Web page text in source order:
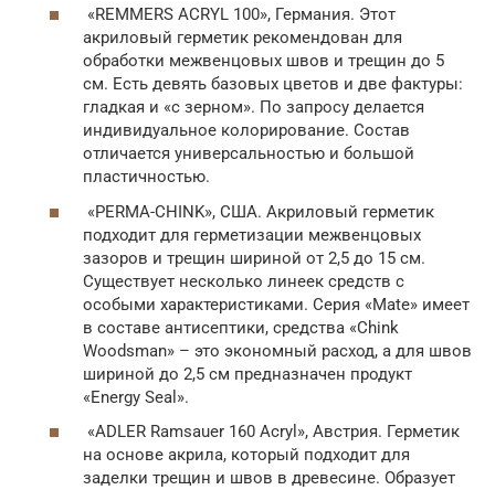
«REMMERS ACRYL 100», Германия. Этот
акриловый герметик рекомендован для
обработки межвенцовых швов и трещин до 5
см. Есть девять базовых цветов и две фактуры:
гладкая и «с зерном». По запросу делается
индивидуальное колорирование. Состав
отличается универсальностью и большой
пластичностью.
«PERMA-CHINK», США. Акриловый герметик
подходит для герметизации межвенцовых
зазоров и трещин шириной от 2,5 до 15 см.
Существует несколько линеек средств с
особыми характеристиками. Серия «Mate» имеет
в составе антисептики, средства «Chink
Woodsman» – это экономный расход, а для швов
шириной до 2,5 см предназначен продукт
«Energy Seal».
«ADLER Ramsauer 160 Acryl», Австрия. Герметик
на основе акрила, который подходит для
заделки трещин и швов в древесине. Образует